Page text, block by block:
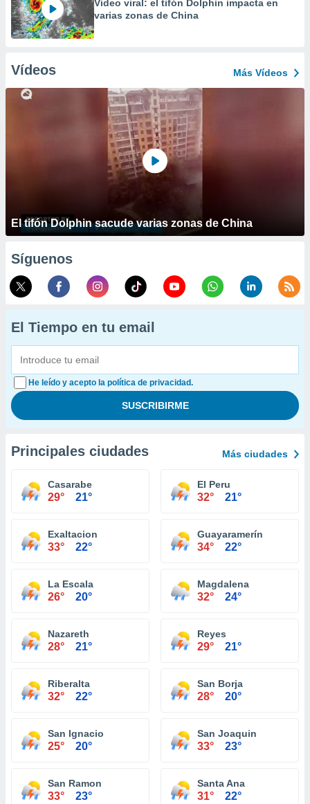
Video viral: el tifón Dolphin impacta en
varias zonas de China
Vídeos Más Vídeos
El tifón Dolphin sacude varias zonas de China
Síguenos
El Tiempo en tu email
He leído y acepto la política de privacidad.
Principales ciudades Más ciudades
Casarabe
29° 21°
El Peru
32° 21°
Exaltacion
33° 22°
Guayaramerín
34° 22°
La Escala
26° 20°
Magdalena
32° 24°
Nazareth
28° 21°
Reyes
29° 21°
Riberalta
32° 22°
San Borja
28° 20°
San Ignacio
25° 20°
San Joaquin
33° 23°
San Ramon
33° 23°
Santa Ana
31° 22°